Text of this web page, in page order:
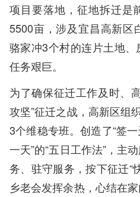
项目要落地，征地拆迁是
5500亩，涉及宜昌高新区
骆家冲3个村的连片土地、
任务艰巨。
为了确保征迁工作及时、
攻坚”征迁之战，高新区组
3个维稳专班。创造了“签
一天”的“五日工作法”，主
务、驻守服务，按下征迁“
乡老会发挥余热，心结在